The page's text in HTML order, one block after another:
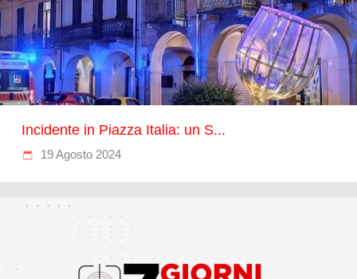
Incidente in Piazza Italia: un S...
19 Agosto 2024